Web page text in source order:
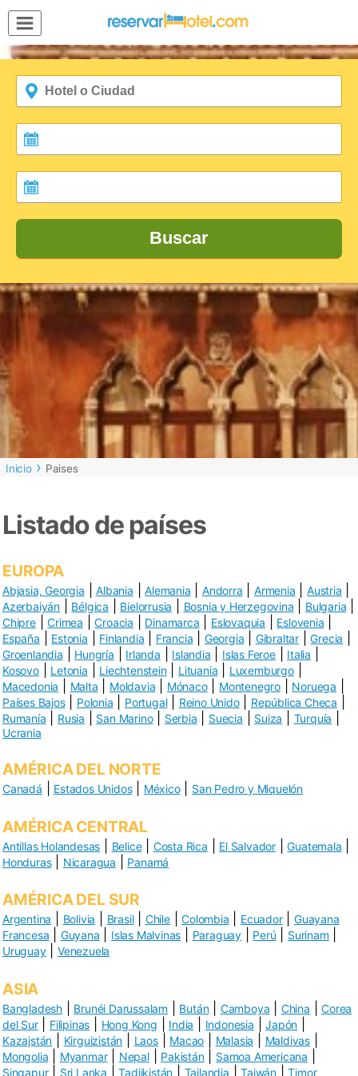
MENÚ
Reserva
Grupos
Inspírate
Buscar
Inicio Paises
Listado de países
EUROPA
Abjasia, Georgia |Albania |Alemania |Andorra |Armenia |Austria
Azerbaiyán Bélgica Bielorrusia Bosnia y Herzegovina Bulgaria
Chipre|Crimea |Croacia Dinamarca Eslovaquia Eslovenia
España Estonia Finlandia Francia Georgia Gibraltar |Grecia
Groenlandia Hungría Irlanda Islandia Islas Feroe| Italia
Kosovo| Letonia Liechtenstein| Lituania Luxemburgo|
Macedonia Malta Moldavia Mónaco| Montenegro Noruega
Países Bajos| Polonia Portugal| Reino Unido| República Checa
Rumanía Rusia San Marino| Serbia Suecia Suiza Turquía
Ucrania
AMÉRICA DEL NORTE
Canadá Estados Unidos| México| San Pedro y Miquelón
AMÉRICA CENTRAL
Antillas Holandesas Belice| Costa Rica El Salvador |Guatemala
Honduras| Nicaragua Panamá
AMÉRICA DEL SUR
Argentina Bolivia Brasil| Chile|Colombia Ecuador|Guayana
Francesa
Guyana Islas Malvinas Paraguay Perú Surinam
Uruguay|Venezuela
ASIA
Bangladesh Brunéi Darussalam Bután| Camboya China |Corea
del Sur| Filipinas Hong Kong India Indonesia |Japón
Kazajstán Kirguizistán Laos| Macao Malasia Maldivas
Mongolia Myanmar| Nepal| Pakistán| Samoa Americana
Singapur| Sri Lanka |Tadjikistán Tailandia |Taiwán |Timor